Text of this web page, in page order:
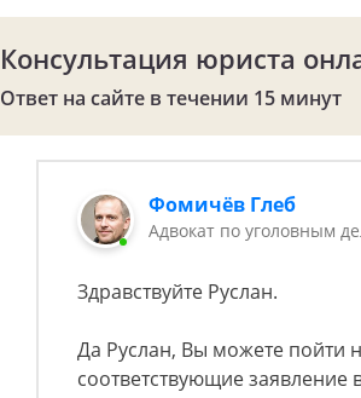
Консультация юриста
Ответ на сайте в течении 15 минут
Фомичёв Глеб
Адвокат по уголовным
Здравствуйте Руслан.
Да Руслан, Вы можете
соответствующие заявление